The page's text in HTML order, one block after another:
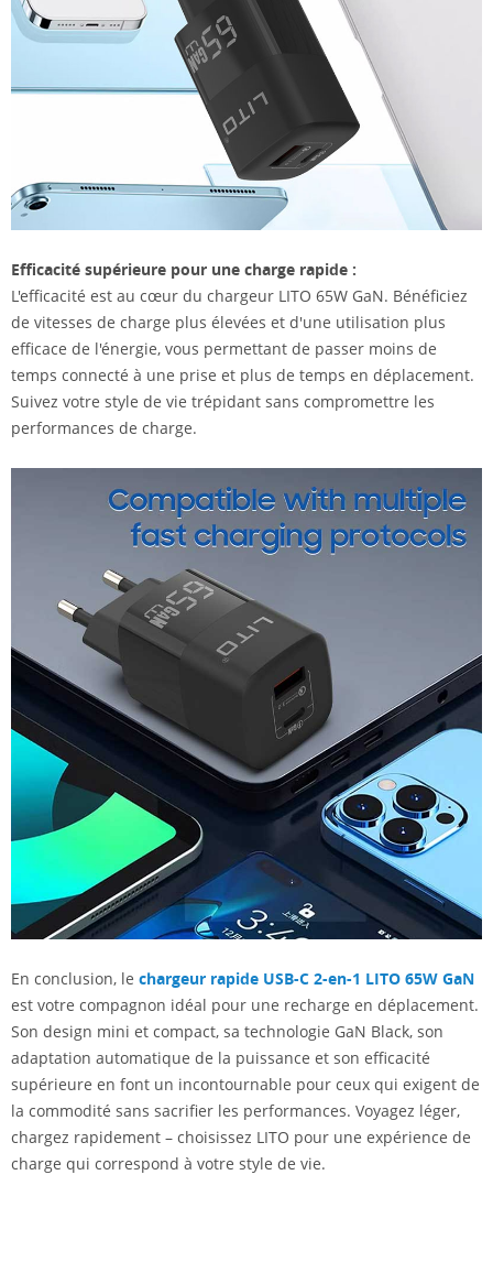
Efficacité supérieure pour une charge rapide :
L'efficacité est au cœur du chargeur LITO 65W GaN. Bénéficiez
de vitesses de charge plus élevées et d'une utilisation plus
efficace de l'énergie, vous permettant de passer moins de
temps connecté à une prise et plus de temps en déplacement.
Suivez votre style de vie trépidant sans compromettre les
performances de charge.
En conclusion, le chargeur rapide USB-C 2-en-1 LITO 65W GaN
est votre compagnon idéal pour une recharge en déplacement.
Son design mini et compact, sa technologie GaN Black, son
adaptation automatique de la puissance et son efficacité
supérieure en font un incontournable pour ceux qui exigent de
la commodité sans sacrifier les performances. Voyagez léger,
chargez rapidement – ​​choisissez LITO pour une expérience de
charge qui correspond à votre style de vie.